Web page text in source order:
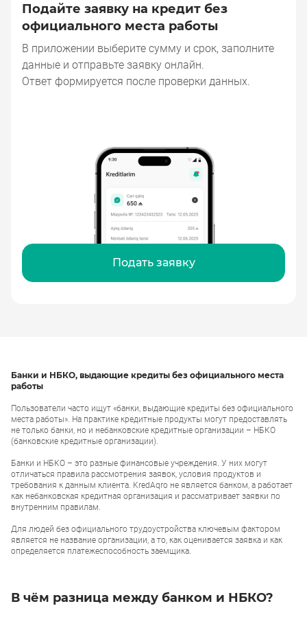
Подайте заявку на кредит без
официального места работы
Подайте заявку на кредит без
В приложении выберите сумму и срок, заполните
данные и отправьте заявку онлайн.
Ответ формируется после проверки данных.
Подать заявку
Банки и НБКО, выдающие кредиты без официального места
работы
Пользователи часто ищут «банки, выдающие кредиты без официального
места работы». На практике кредитные продукты могут предоставлять
не только банки, но и небанковские кредитные организации – НБКО
(банковские кредитные организации).
Банки и НБКО – это разные финансовые учреждения. У них могут
отличаться правила рассмотрения заявок, условия продуктов и
требования к данным клиента. KredAqro не является банком, а работает
как небанковская кредитная организация и рассматривает заявки по
внутренним правилам.
Для людей без официального трудоустройства ключевым фактором
является не название организации, а то, как оценивается заявка и как
определяется платежеспособность заемщика.
В чём разница между банком и НБКО?